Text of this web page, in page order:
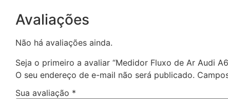
Avaliações
Não há avaliações ainda.
Seja o primeiro a avaliar “Medidor Fluxo de Ar Audi
O seu endereço de e-mail não será publicado.
Sua avaliação *